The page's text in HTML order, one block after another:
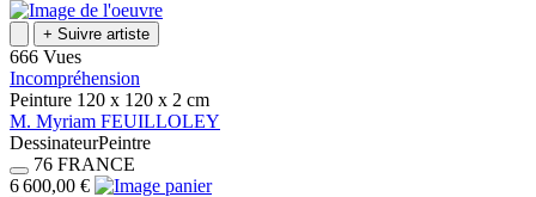
+ Suivre artiste
666 Vues
Incompréhension
Peinture 120 x 120 x 2 cm
M. Myriam FEUILLOLEY
DessinateurPeintre
76 FRANCE
6 600,00 €